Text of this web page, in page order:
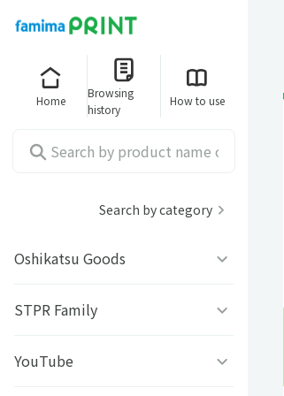
Home
Browsing
history
How to use
Search by category
Oshikatsu Goods
うちわシール
ファミッペ
STPR Family
AMPTAKｘCOLORS
YouTube